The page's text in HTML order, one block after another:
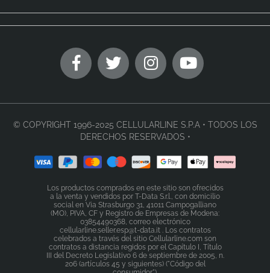
© COPYRIGHT 1996-2025 CELLULARLINE S.P.A • TODOS LOS
DERECHOS RESERVADOS •
Los productos comprados en este sitio son ofrecidos
a la venta y vendidos por T-Data S.r.l., con domicilio
social en Via Strasburgo 31, 41011 Campogalliano
(MO), PIVA, CF y Registro de Empresas de Modena:
03854490368, correo electrónico
cellularline.seller.esp@t-data.it . Los contratos
celebrados a través del sitio Cellularline.com son
contratos a distancia regidos por el Capítulo I, Título
III del Decreto Legislativo 6 de septiembre de 2005, n.
206 (artículos 45 y siguientes) ("Código del